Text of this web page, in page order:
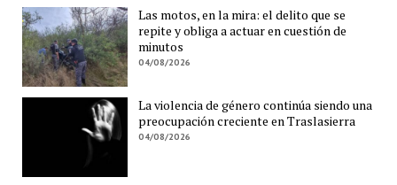
Las motos, en la mira: el delito que se
repite y obliga a actuar en cuestión de
minutos
04/08/2026
La violencia de género continúa siendo una
preocupación creciente en Traslasierra
04/08/2026